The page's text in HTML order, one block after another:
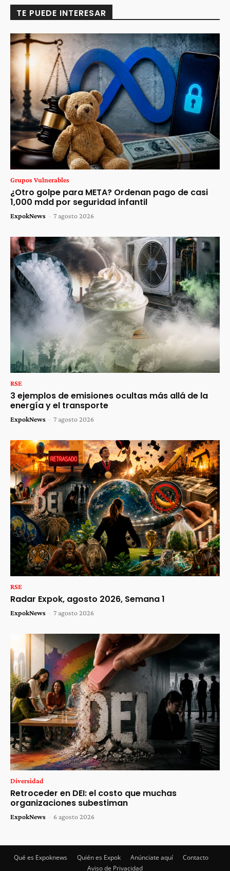
TE PUEDE INTERESAR
Grupos Vulnerables
¿Otro golpe para META? Ordenan pago de casi
1,000 mdd por seguridad infantil
ExpokNews - 7 agosto 2026
RSE
3 ejemplos de emisiones ocultas más allá de la
energía y el transporte
ExpokNews - 7 agosto 2026
RSE
Radar Expok, agosto 2026, Semana 1
ExpokNews - 7 agosto 2026
Diversidad
Retroceder en DEI: el costo que muchas
organizaciones subestiman
ExpokNews - 6 agosto 2026
Qué es Expoknews Quién es Expok Anúnciate aquí
Contacto
Aviso de Privacidad